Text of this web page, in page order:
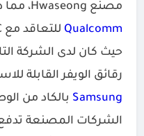
مصنع Hwaseong، مما دفع شركات المعالجات مثل
Qualcomm
رقائق الويفر القابلة
Samsung
الشركات المصنعة تدفع